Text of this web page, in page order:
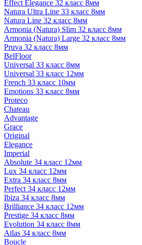
Effect Elegance 32 класс 8мм
Natura Ultra Line 33 класс 8мм
Natura Line 32 класс 8мм
Armonia (Natura) Slim 32 класс 8мм
Armonia (Natura) Large 32 класс 8мм
Pruva 32 класс 8мм
BelFloor
Universal 33 класс 8мм
Universal 33 класс 12мм
French 33 класс 10мм
Emotions 33 класс 8мм
Proteco
Chateau
Advantage
Grace
Original
Elegance
Imperial
Absolute 34 класс 12мм
Lux 34 класс 12мм
Extra 34 класс 8мм
Perfect 34 класс 12мм
Ibiza 34 класс 8мм
Brilliance 34 класс 12мм
Prestige 34 класс 8мм
Evolution 34 класс 8мм
Atlas 34 класс 8мм
Boucle